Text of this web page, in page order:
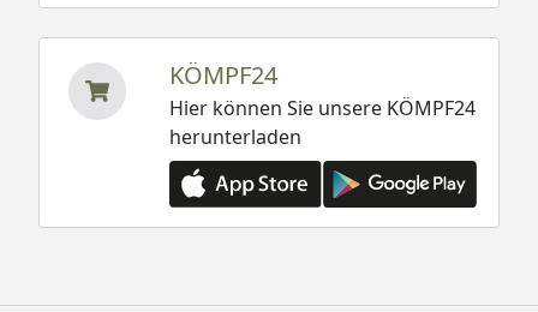
KÖMPF24
Hier können Sie unsere KÖMPF24
herunterladen